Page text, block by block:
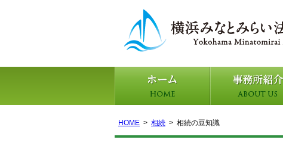
HOME 相続 相続の豆知識